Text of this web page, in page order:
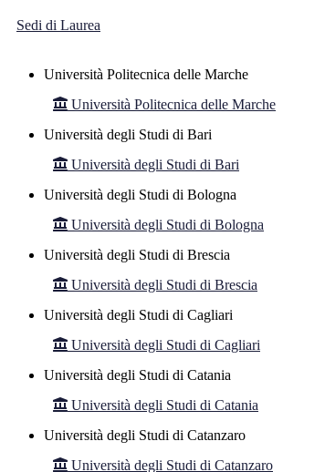
Sedi di Laurea
Università Politecnica delle Marche
Università Politecnica delle Marche
Università degli Studi di Bari
Università degli Studi di Bari
Università degli Studi di Bologna
Università degli Studi di Bologna
Università degli Studi di Brescia
Università degli Studi di Brescia
Università degli Studi di Cagliari
Università degli Studi di Cagliari
Università degli Studi di Catania
Università degli Studi di Catania
Università degli Studi di Catanzaro
Università degli Studi di Catanzaro